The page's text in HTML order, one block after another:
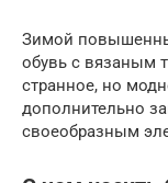
Зимой
обувь с вязаным
странное, но
дополнительно
своеобразным